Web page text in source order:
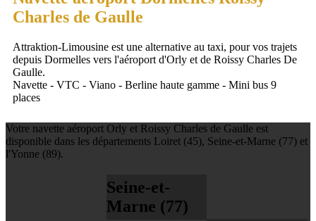
Charles de Gaulle
Attraktion-Limousine est une alternative au taxi, pour vos trajets
depuis Dormelles vers l'aéroport d'Orly et de Roissy Charles De
Gaulle.
Navette - VTC - Viano - Berline haute gamme - Mini bus 9
places
Votre navette aéroport Orly et Roissy Charles de Gaulle est
disponible dans les départements Loiret (45), Seine-et-Marne (77) et
l'Yonne (89).
Seine-et-
Marne (77)